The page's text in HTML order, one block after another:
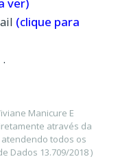
(clique para
Manicure E
através da
atendendo todos os
Dados 13.709/2018 )